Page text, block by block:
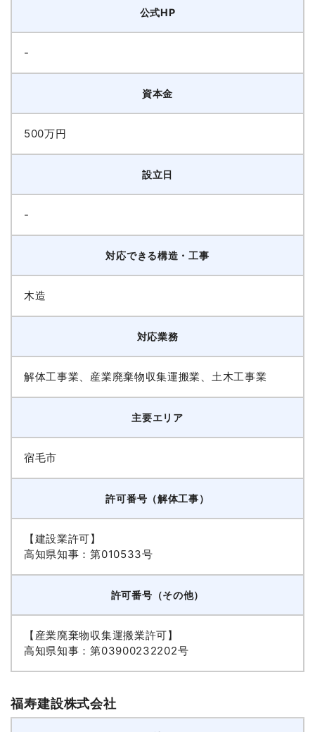
公式HP
-
資本金
500万円
設立日
-
対応できる構造・工事
木造
対応業務
解体工事業、産業廃棄物収集運搬業、土木工事業
主要エリア
宿毛市
許可番号（解体工事）
【建設業許可】
高知県知事：第010533号
許可番号（その他）
【産業廃棄物収集運搬業許可】
高知県知事：第03900232202号
福寿建設株式会社